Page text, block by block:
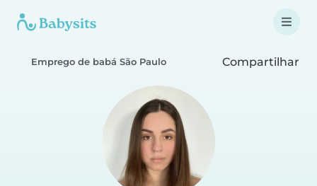
Emprego de babá São Paulo Compartilhar